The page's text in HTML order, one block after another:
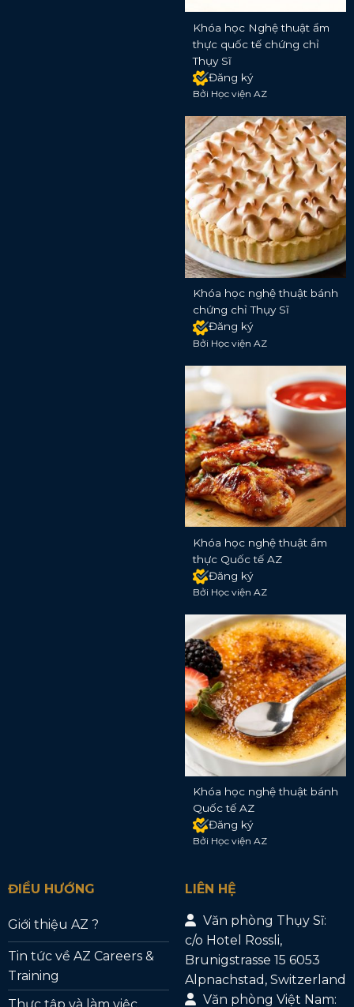
Khóa học Nghệ thuật ẩm
thực quốc tế chứng chỉ
Thụy Sĩ
Đăng ký
Bởi Học viện AZ
Khóa học nghệ thuật bánh
chứng chỉ Thụy Sĩ
Đăng ký
Bởi Học viện AZ
Khóa học nghệ thuật ẩm
thực Quốc tế AZ
Đăng ký
Bởi Học viện AZ
Khóa học nghệ thuật bánh
Quốc tế AZ
Đăng ký
Bởi Học viện AZ
ĐIỀU HƯỚNG
Giới thiệu AZ ?
Tin tức về AZ Careers &
Training
Thực tập và làm việc
LIÊN HỆ
Văn phòng Thụy Sĩ:
c/o Hotel Rossli,
Brunigstrasse 15 6053
Alpnachstad, Switzerland
Văn phòng Việt Nam: